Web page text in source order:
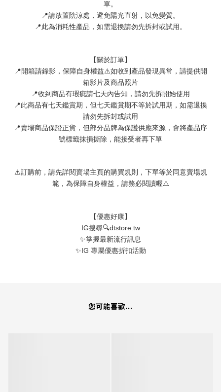
單。
📍請放置陰涼處，避免陽光直射，以免變質。
📍此為消耗性產品，如需退換請勿先拆封或試用。
【關於訂單】
📍 開箱請錄影，保障自身權益⚠如收到產品發現異常，請提供開
箱影片及商品照片
📍收到商品有瑕疵請七天內告知，請勿先拆開始使用
📍此商品有七天鑑賞期，但七天鑑賞期不等於試用期，如需退換
請勿先拆封或試用
📍賣場商品保證正貨，但部分品牌為保護供應來源，會將產品序
號標籤抹損撕除，能接受者再下單
⚠訂購前，請先詳閱賣場主頁的購買規則，下單等於同意賣場規
範，為保障自身權益，請務必閱讀喔⚠
【優惠好康】
IG搜尋🔍dtstore.tw
✨掌握最新流行訊息
✨IG 專屬優惠折扣活動
您可能喜歡...